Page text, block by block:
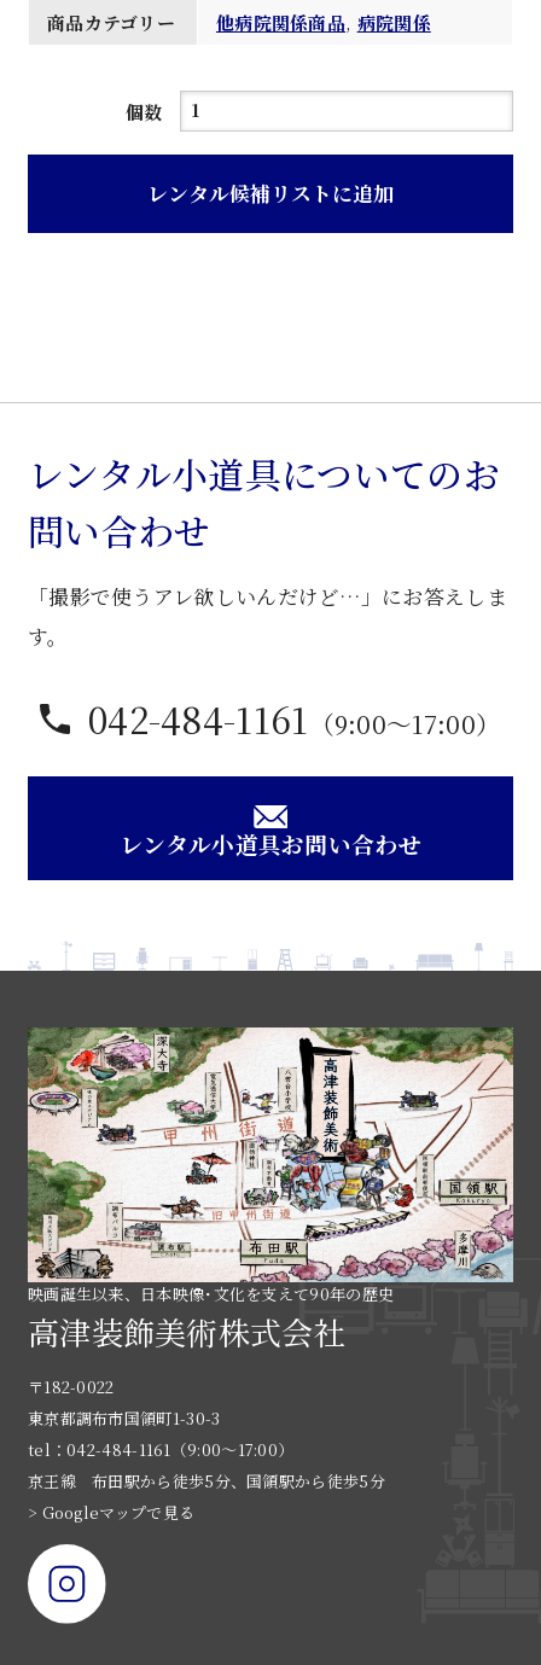
商品カテゴリー
他病院関係商品, 病院関係
個数
血
個
レンタル候補リストに追加
レンタル小道具についてのお
問い合わせ
「撮影で使うアレ欲しいんだけど…」にお答えしま
す。
042-484-1161 （9:00〜17:00）
レンタル小道具お問い合わせ
映画誕生以来、日本映像･文化を支えて90年の歴史
高津装飾美術株式会社
〒182-0022
東京都調布市国領町1-30-3
tel：042-484-1161（9:00〜17:00）
京王線 布田駅から徒歩5分、国領駅から徒歩5分
> Googleマップで見る